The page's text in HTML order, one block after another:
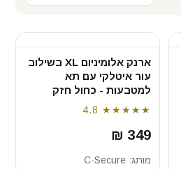
ארנק אלומיניום XL בשילוב
עור איטלקי עם תא
למטבעות - כחול חזק
★★★★★
4.8
349 ₪
מותג: C-Secure